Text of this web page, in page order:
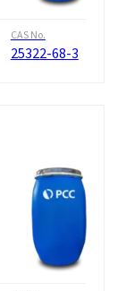
CAS No.
25322-68-3